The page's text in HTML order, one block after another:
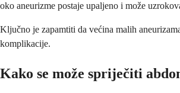
oko aneurizme postaje upaljeno i može
Ključno je zapamtiti da većina malih
komplikacije.
Kako se može spriječiti